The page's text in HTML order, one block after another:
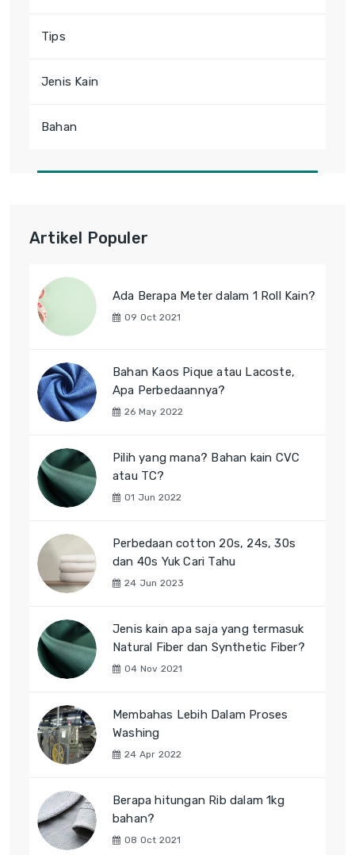
Tips
Jenis Kain
Bahan
Artikel Populer
Ada Berapa Meter dalam 1 Roll Kain?
09 Oct 2021
Bahan Kaos Pique atau Lacoste,
Apa Perbedaannya?
26 May 2022
Pilih yang mana? Bahan kain CVC
atau TC?
01 Jun 2022
Perbedaan cotton 20s, 24s, 30s
dan 40s Yuk Cari Tahu
24 Jun 2023
Jenis kain apa saja yang termasuk
Natural Fiber dan Synthetic Fiber?
04 Nov 2021
Membahas Lebih Dalam Proses
Washing
24 Apr 2022
Berapa hitungan Rib dalam 1kg
bahan?
08 Oct 2021